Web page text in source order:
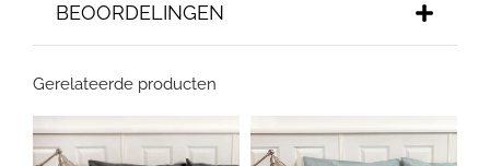
BEOORDELINGEN
Gerelateerde producten